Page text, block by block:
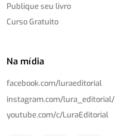
Publique seu livro
Curso Gratuito
Na mídia
facebook.com/luraeditorial
instagram.com/lura_editorial/
youtube.com/c/LuraEditorial